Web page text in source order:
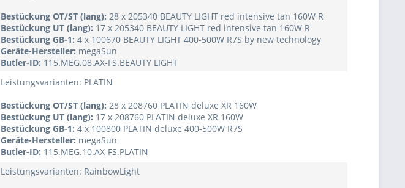
Bestückung OT/ST (lang): 28 x 205340 BEAUTY LIGHT red intensive tan 160W R
Bestückung UT (lang): 17 x 205340 BEAUTY LIGHT red intensive tan 160W R
Bestückung GB-1: 4 x 100670 BEAUTY LIGHT 400-500W R7S by new technology
Geräte-Hersteller: megaSun
Butler-ID: 115.MEG.08.AX-FS.BEAUTY LIGHT
Leistungsvarianten: PLATIN
Bestückung OT/ST (lang): 28 x 208760 PLATIN deluxe XR 160W
Bestückung UT (lang): 17 x 208760 PLATIN deluxe XR 160W
Bestückung GB-1: 4 x 100800 PLATIN deluxe 400-500W R7S
Geräte-Hersteller: megaSun
Butler-ID: 115.MEG.10.AX-FS.PLATIN
Leistungsvarianten: RainbowLight